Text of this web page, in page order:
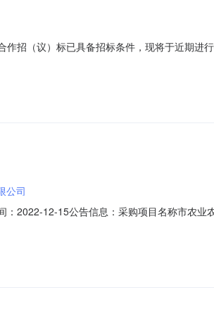
招（议）标已具备招标条件，现将于近期进
：四川省成都市1.3、招标范围：成都珠江花
1日至2024年5月31日。2.投标人资格要求
公司
2022-12-15公告信息：采购项目名称市农
漳州市大同新巷6号采购单位联系方式王浩